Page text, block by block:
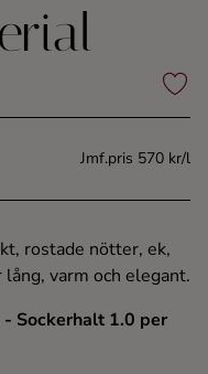
Jmf.pris 570 kr/l
rostade nötter, ek,
varm och elegant.
- Sockerhalt 1.0 per